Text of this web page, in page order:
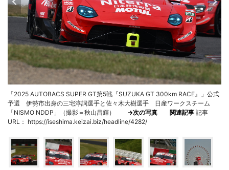
「2025 AUTOBACS SUPER GT第5戦『SUZUKA GT 300km RACE』」公式
予選 伊勢市出身の三宅淳詞選手と佐々木大樹選手 日産ワークスチーム
「NISMO NDDP」（撮影＝秋山昌輝） →次の写真 関連記事 記事
URL： https://iseshima.keizai.biz/headline/4282/